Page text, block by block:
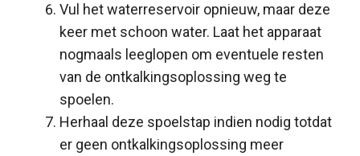
Vul het waterreservoir opnieuw, maar deze
keer met schoon water. Laat het apparaat
nogmaals leeglopen om eventuele resten
van de ontkalkingsoplossing weg te
spoelen.
Herhaal deze spoelstap indien nodig totdat
er geen ontkalkingsoplossing meer